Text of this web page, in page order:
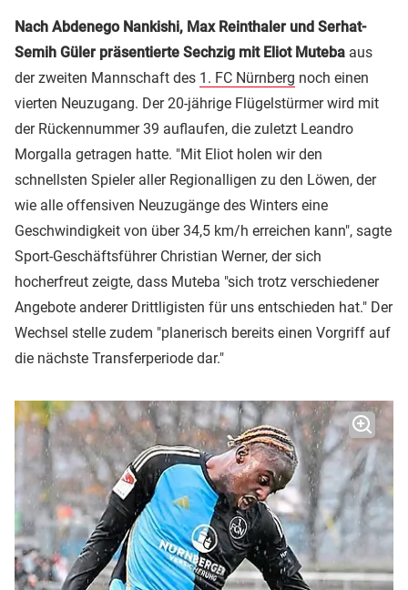
Nach Abdenego Nankishi, Max Reinthaler und Serhat-
Semih Güler präsentierte Sechzig mit Eliot Muteba aus
der zweiten Mannschaft des 1. FC Nürnberg noch einen
vierten Neuzugang. Der 20-jährige Flügelstürmer wird mit
der Rückennummer 39 auflaufen, die zuletzt Leandro
Morgalla getragen hatte. "Mit Eliot holen wir den
schnellsten Spieler aller Regionalligen zu den Löwen, der
wie alle offensiven Neuzugänge des Winters eine
Geschwindigkeit von über 34,5 km/h erreichen kann", sagte
Sport-Geschäftsführer Christian Werner, der sich
hocherfreut zeigte, dass Muteba "sich trotz verschiedener
Angebote anderer Drittligisten für uns entschieden hat." Der
Wechsel stelle zudem "planerisch bereits einen Vorgriff auf
die nächste Transferperiode dar."